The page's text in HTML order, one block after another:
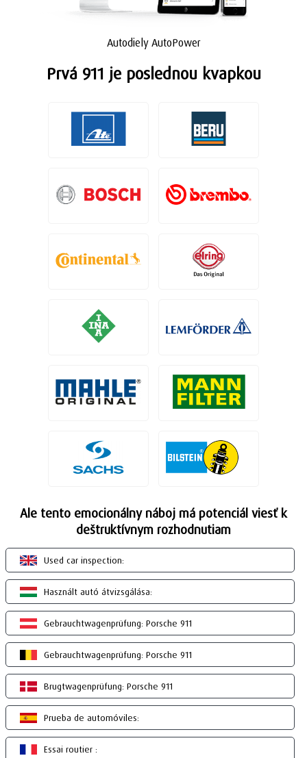
Autodiely AutoPower
Prvá 911 je poslednou kvapkou
Ale tento emocionálny náboj má potenciál viesť k
deštruktívnym rozhodnutiam
Used car inspection:
Használt autó átvizsgálása:
Gebrauchtwagenprüfung: Porsche 911
Gebrauchtwagenprüfung: Porsche 911
Brugtwagenprüfung: Porsche 911
Prueba de automóviles:
Essai routier :